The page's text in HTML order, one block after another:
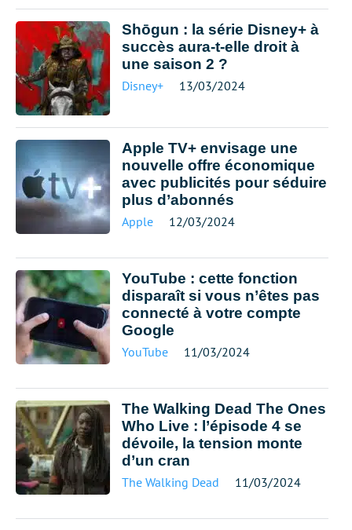
Shōgun : la série Disney+ à
succès aura-t-elle droit à
une saison 2 ?
Disney+ 13/03/2024
Apple TV+ envisage une
nouvelle offre économique
avec publicités pour séduire
plus d’abonnés
Apple 12/03/2024
YouTube : cette fonction
disparaît si vous n’êtes pas
connecté à votre compte
Google
YouTube 11/03/2024
The Walking Dead The Ones
Who Live : l’épisode 4 se
dévoile, la tension monte
d’un cran
The Walking Dead 11/03/2024